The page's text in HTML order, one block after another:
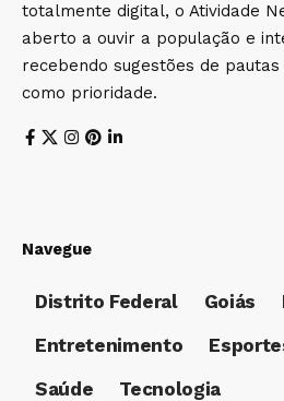
totalmente digital, o Atividade
aberto a ouvir a população e
recebendo sugestões de
como prioridade.
Navegue
Distrito Federal Goiás
Entretenimento
Saúde
Tecnologia